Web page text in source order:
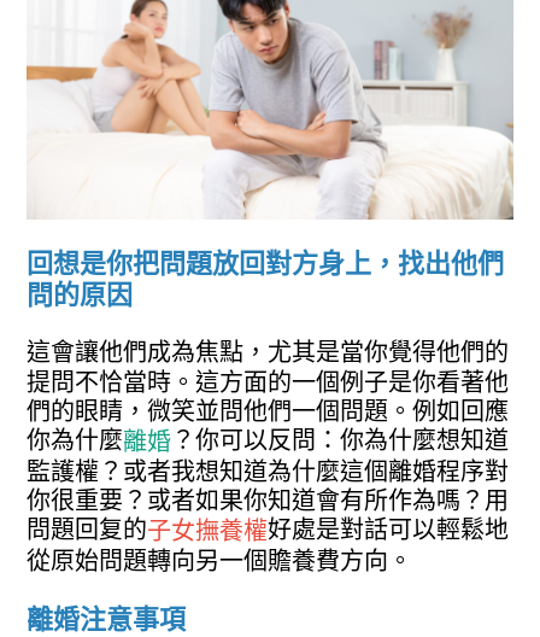
回想是你把問題放回對方身上，找出他們
問的原因
這會讓他們成為焦點，尤其是當你覺得他們的
提問不恰當時。這方面的一個例子是你看著他
們的眼睛，微笑並問他們一個問題。例如回應
你為什麼離婚 ？你可以反問：你為什麼想知道
監護權？或者我想知道為什麼這個離婚程序對
你很重要？或者如果你知道會有所作為嗎？用
問題回复的子女撫養權好處是對話可以輕鬆地
從原始問題轉向另一個贍養費方向。
離婚注意事項